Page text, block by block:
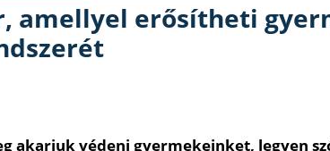
amellyel erősítheti
akarjuk védeni gyermekeinket, legyen